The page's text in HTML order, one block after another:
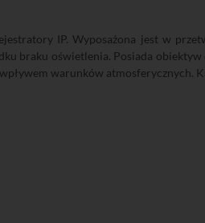
IP. Wyposażona jest w
braku oświetlenia. Posiada obiektyw
warunków atmosferycznych.